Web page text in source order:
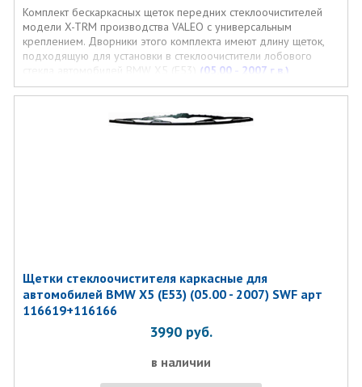
Комплект бескаркасных щеток передних стеклоочистителей
модели X-TRM производства VALEO с универсальным
креплением. Дворники этого комплекта имеют длину щеток,
подходящую для установки в стеклоочистители лобового
стекла автомобилей BMW X5 (E53)
(05.00 - 2007 г.в.)
Внимание!!**ТОЛЬКО на ТЕ модификации этой марки авто,
которые позволяют установку универсального крепленя
"крючок". Щетки TRICO даже с крючком НЕ ПОДХОДЯТ
Каждая щетка стеклоочистителя из этого комплекта имеет
Щетки стеклоочистителя каркасные для
автомобилей BMW X5 (E53) (05.00 - 2007) SWF арт
116619+116166
3990 руб.
в наличии